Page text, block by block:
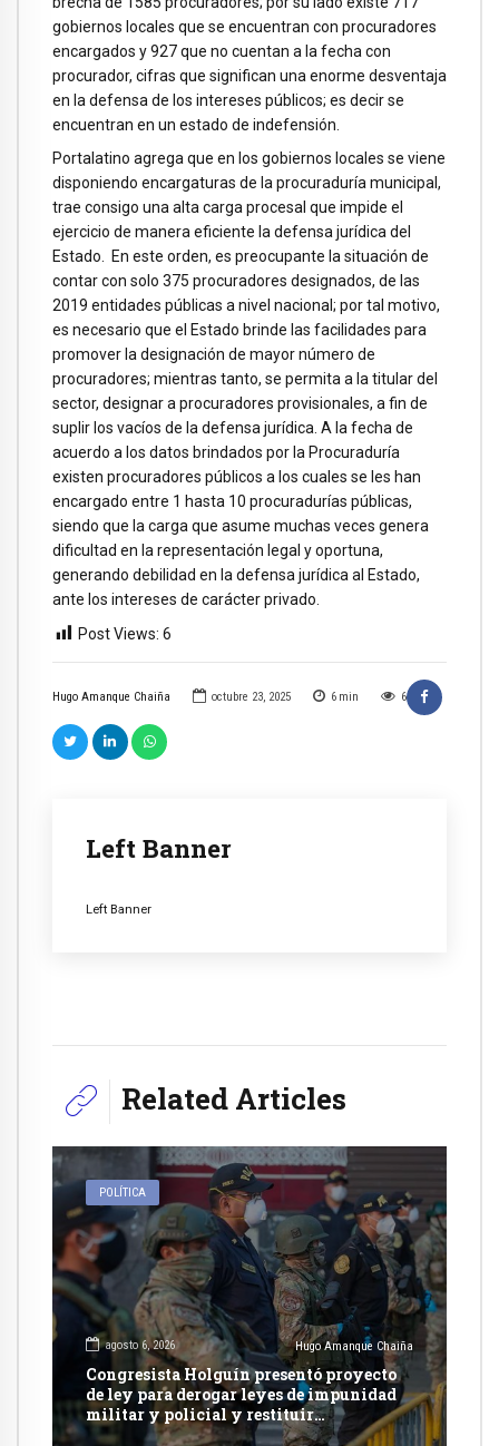
Hugo Amanque Chaiña octubre 23, 2025 6 min 6
Left Banner
Left Banner
gobiernos locales que se encuentran con procuradores
encargados y 927 que no cuentan a la fecha con
procurador, cifras que significan una enorme desventaja
en la defensa de los intereses públicos; es decir se
encuentran en un estado de indefensión.
Portalatino agrega que en los gobiernos locales se viene
disponiendo encargaturas de la procuraduría municipal,
trae consigo una alta carga procesal que impide el
ejercicio de manera eficiente la defensa jurídica del
Estado. En este orden, es preocupante la situación de
contar con solo 375 procuradores designados, de las
2019 entidades públicas a nivel nacional; por tal motivo,
es necesario que el Estado brinde las facilidades para
promover la designación de mayor número de
procuradores; mientras tanto, se permita a la titular del
sector, designar a procuradores provisionales, a fin de
suplir los vacíos de la defensa jurídica. A la fecha de
acuerdo a los datos brindados por la Procuraduría
existen procuradores públicos a los cuales se les han
encargado entre 1 hasta 10 procuradurías públicas,
siendo que la carga que asume muchas veces genera
dificultad en la representación legal y oportuna,
generando debilidad en la defensa jurídica al Estado,
ante los intereses de carácter privado.
Post Views: 6
Related Articles
POLÍTICA
agosto 6, 2026 Hugo Amanque Chaiña
Congresista Holguín presentó proyecto
de ley para derogar leyes de impunidad
militar y policial y restituir
competencia de justicia ordinaria